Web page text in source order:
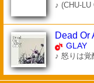
♪ (CHU-LU
Dead Or
GLAY
♪ 怒りは